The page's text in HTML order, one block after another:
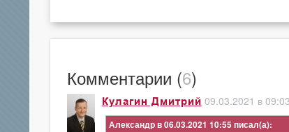
Комментарии (6)
Кулагин Дмитрий 09.03.2021 в 09:03
Александр в 06.03.2021 10:55